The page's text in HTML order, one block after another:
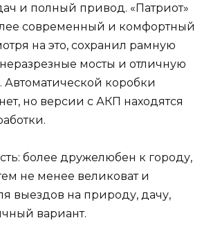
и полный привод. «Патриот»
современный и комфортный
на это, сохранил рамную
мосты и отличную
Автоматической коробки
но версии с АКП находятся
более дружелюбен к городу,
не менее великоват и
выездов на природу, дачу,
вариант.